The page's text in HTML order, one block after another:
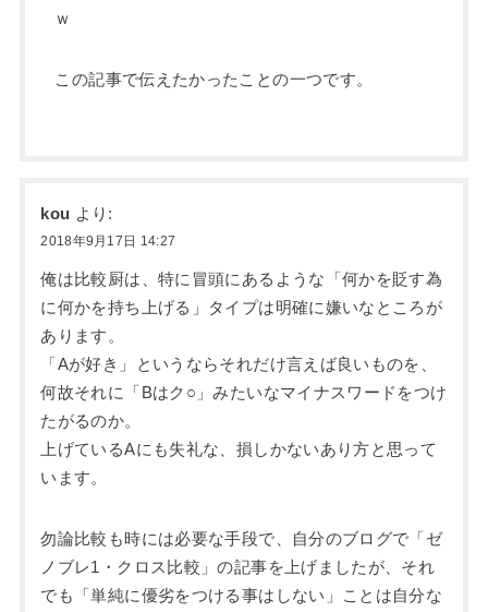
ｗ
この記事で伝えたかったことの一つです。
kou より:
2018年9月17日 14:27
俺は比較厨は、特に冒頭にあるような「何かを貶す為
に何かを持ち上げる」タイプは明確に嫌いなところが
あります。
「Aが好き」というならそれだけ言えば良いものを、
何故それに「Bはク○」みたいなマイナスワードをつけ
たがるのか。
上げているAにも失礼な、損しかないあり方と思って
います。
勿論比較も時には必要な手段で、自分のブログで「ゼ
ノブレ1・クロス比較」の記事を上げましたが、それ
でも「単純に優劣をつける事はしない」ことは自分な